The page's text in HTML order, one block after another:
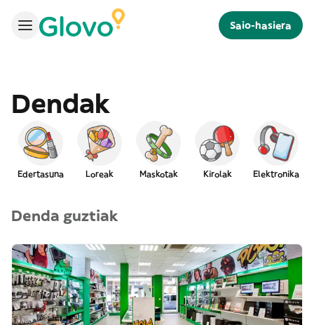
Saio-hasiera
Dendak
Edertasuna Loreak Maskotak Kirolak Elektronika
Denda guztiak